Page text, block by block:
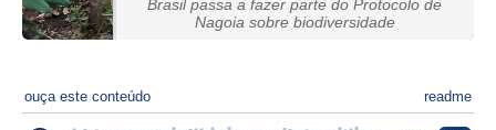
Brasil passa a fazer parte do Protocolo de
Nagoia sobre biodiversidade
ouça este conteúdo readme